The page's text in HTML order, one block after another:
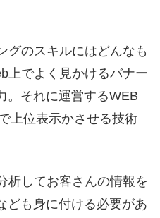
グのスキルにはどんなも
上でよく見かけるバナー
。それに運営するWEB
上位表示かさせる技術
析してお客さんの情報を
ども身に付ける必要があ